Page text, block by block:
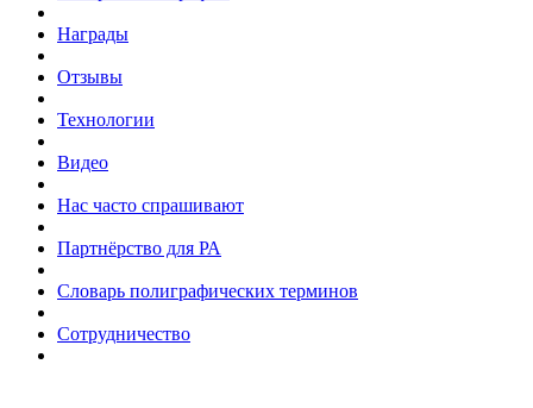
Награды
Отзывы
Технологии
Видео
Нас часто спрашивают
Партнёрство для РА
Словарь полиграфических терминов
Сотрудничество